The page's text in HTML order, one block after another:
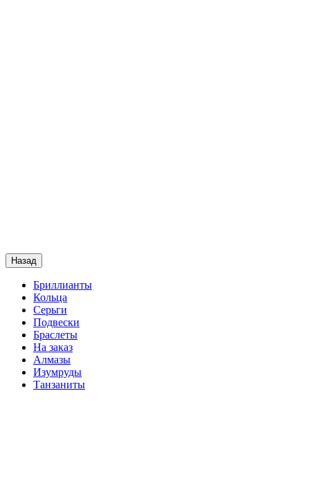
Назад
Бриллианты
Кольца
Серьги
Подвески
Браслеты
На заказ
Алмазы
Изумруды
Танзаниты